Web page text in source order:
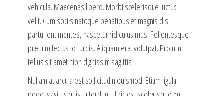
vehicula. Maecenas libero. Morbi scelerisque luctus
velit. Cum sociis natoque penatibus et magnis dis
parturient montes, nascetur ridiculus mus. Pellentesque
pretium lectus id turpis. Aliquam erat volutpat. Proin in
tellus sit amet nibh dignissim sagittis.
Nullam at arcu a est sollicitudin euismod. Etiam ligula